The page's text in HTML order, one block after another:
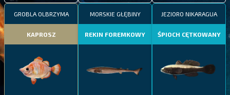
GROBLA OLBRZYMA
KAPROSZ
MORSKIE GŁĘBINY
REKIN FOREMKOWY
JEZIORO NIKARAGUA
ŚPIOCH CĘTKOWANY